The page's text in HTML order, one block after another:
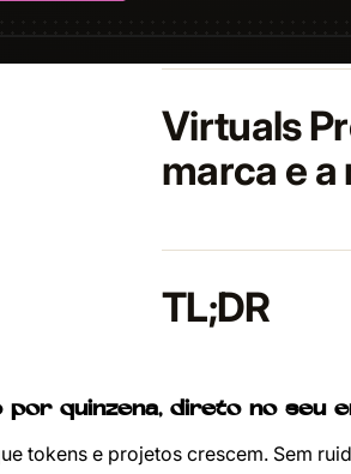
Virtuals
marca e
TL;DR
quinzena, direto no seu
tokens e projetos crescem. Sem